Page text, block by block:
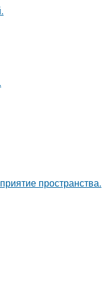
пространства.